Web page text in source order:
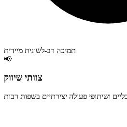
תמיכה רב-לשונית מיידית
📢
צוותי שיווק